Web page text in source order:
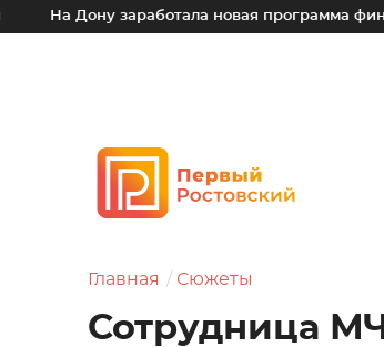
заработала новая программа финансовой
Главная Сюжеты
Сотрудница